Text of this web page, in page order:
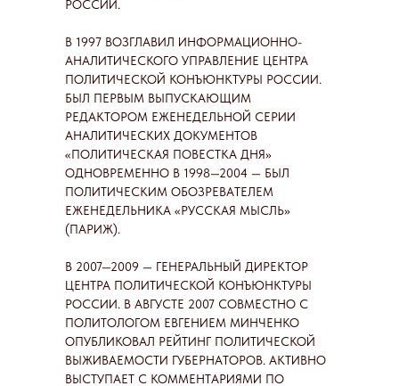
РОССИИ.
В 1997 ВОЗГЛАВИЛ ИНФОРМАЦИОННО-
АНАЛИТИЧЕСКОГО УПРАВЛЕНИЕ ЦЕНТРА
ПОЛИТИЧЕСКОЙ КОНЪЮНКТУРЫ РОССИИ.
БЫЛ ПЕРВЫМ ВЫПУСКАЮЩИМ
РЕДАКТОРОМ ЕЖЕНЕДЕЛЬНОЙ СЕРИИ
АНАЛИТИЧЕСКИХ ДОКУМЕНТОВ
«ПОЛИТИЧЕСКАЯ ПОВЕСТКА ДНЯ»
ОДНОВРЕМЕННО В 1998—2004 — БЫЛ
ПОЛИТИЧЕСКИМ ОБОЗРЕВАТЕЛЕМ
ЕЖЕНЕДЕЛЬНИКА «РУССКАЯ МЫСЛЬ»
(ПАРИЖ).
В 2007—2009 — ГЕНЕРАЛЬНЫЙ ДИРЕКТОР
ЦЕНТРА ПОЛИТИЧЕСКОЙ КОНЪЮНКТУРЫ
РОССИИ. В АВГУСТЕ 2007 СОВМЕСТНО С
ПОЛИТОЛОГОМ ЕВГЕНИЕМ МИНЧЕНКО
ОПУБЛИКОВАЛ РЕЙТИНГ ПОЛИТИЧЕСКОЙ
ВЫЖИВАЕМОСТИ ГУБЕРНАТОРОВ. АКТИВНО
ВЫСТУПАЕТ С КОММЕНТАРИЯМИ ПО